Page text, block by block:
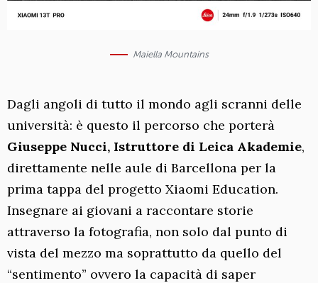
Maiella Mountains
Dagli angoli di tutto il mondo agli scranni delle
università: è questo il percorso che porterà
Giuseppe Nucci, Istruttore di Leica Akademie,
direttamente nelle aule di Barcellona per la
prima tappa del progetto Xiaomi Education.
Insegnare ai giovani a raccontare storie
attraverso la fotografia, non solo dal punto di
vista del mezzo ma soprattutto da quello del
“sentimento” ovvero la capacità di saper